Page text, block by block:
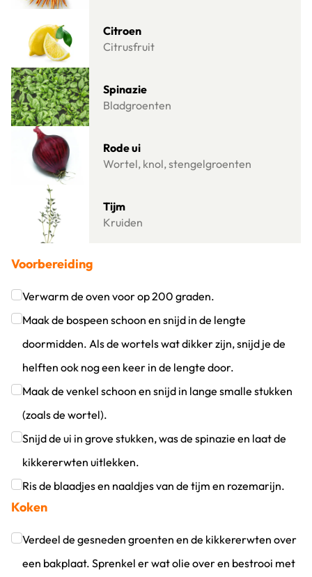
Citroen
Citrusfruit
Spinazie
Bladgroenten
Lees meer over Spinazie
Rode ui
Wortel, knol, stengelgroenten
Lees meer over Rode ui
Tijm
Kruiden
Lees meer over Tijm
Voorbereiding
Verwarm de oven voor op 200 graden.
Klik om dit selectievakje aan te vinken
Maak de bospeen schoon en snijd in de lengte
doormidden. Als de wortels wat dikker zijn, snijd je de
helften ook nog een keer in de lengte door.
Klik om dit selectievakje aan te vinken
Maak de venkel schoon en snijd in lange smalle stukken
(zoals de wortel).
Klik om dit selectievakje aan te vinken
Snijd de ui in grove stukken, was de spinazie en laat de
kikkererwten uitlekken.
Klik om dit selectievakje aan te vinken
Ris de blaadjes en naaldjes van de tijm en rozemarijn.
Klik om dit selectievakje aan te vinken
Koken
Verdeel de gesneden groenten en de kikkererwten over
een bakplaat. Sprenkel er wat olie over en bestrooi met